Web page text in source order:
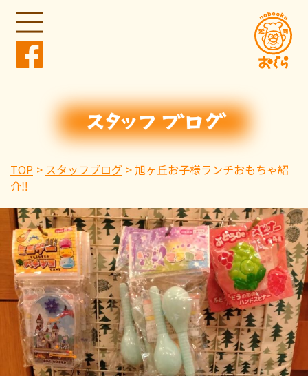
TOP スタッフブログ
旭ヶ丘お子様ランチおもちゃ紹
介‼️